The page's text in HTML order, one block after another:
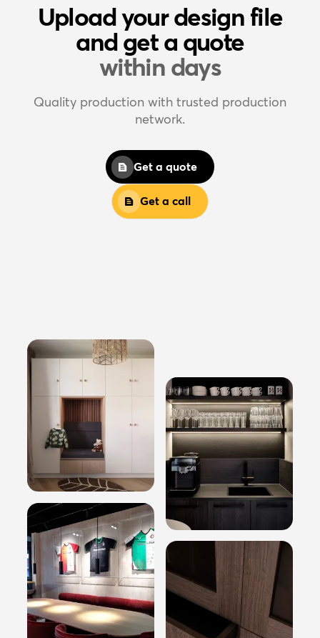
Upload your design file
and get a quote
within days
Quality production with trusted production
network.
Get a quote
Get a call